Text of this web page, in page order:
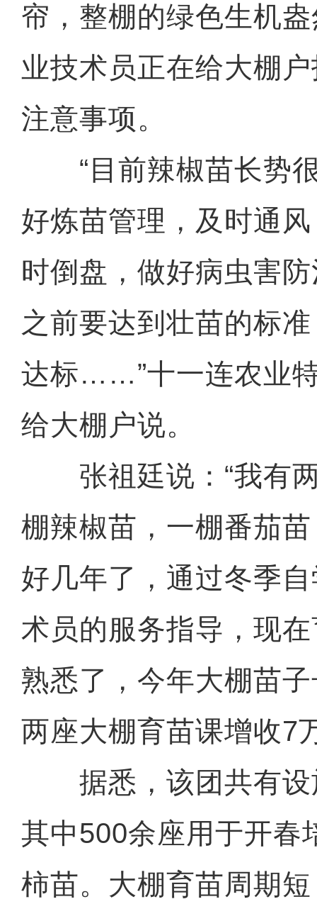
帘，整棚的绿色生机
业技术员正在给大棚
注意事项。
“目前辣椒苗长势很
好炼苗管理，及时通
时倒盘，做好病虫害
之前要达到壮苗的标
达标……”十一连农业
给大棚户说。
张祖廷说：“我有两
棚辣椒苗，一棚番茄
好几年了，通过冬季自
术员的服务指导，现
熟悉了，今年大棚苗
两座大棚育苗课增收7
据悉，该团共有设
其中500余座用于开春
柿苗。大棚育苗周期